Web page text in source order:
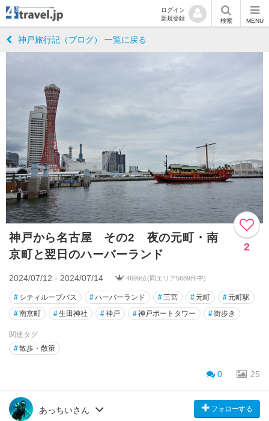
ログイン
新規登録
検索 MENU
神戸旅行記（ブログ） 一覧に戻る
神戸から名古屋 その2 夜の元町・南
京町と翌日のハーバーランド
2
2024/07/12 - 2024/07/14 4699位(同エリア5689件中)
# シティループバス #ハーバーランド #三宮 #元町 #元町駅
#南京町 #生田神社 #神戸 #神戸ポートタワー #街歩き
関連タグ
#散歩・散策
0 25
あっちいさん フォローする